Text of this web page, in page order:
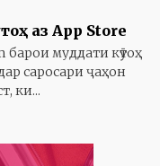
аз App Store
муддати кӯтоҳ
саросари ҷаҳон
ки...